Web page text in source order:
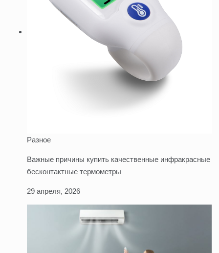
Разное
Важные причины купить качественные инфракрасные
бесконтактные термометры
29 апреля, 2026